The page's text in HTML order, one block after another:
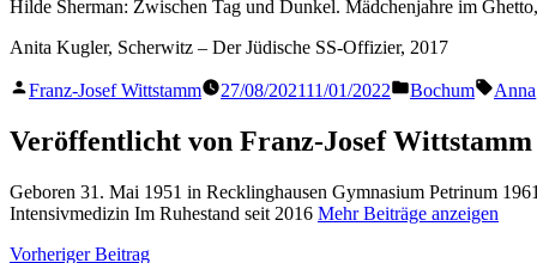
Hilde Sherman: Zwischen Tag und Dunkel. Mädchenjahre im
Anita Kugler, Scherwitz – Der Jüdische SS-Offizier, 2017
Veröffentlicht
Franz-Josef Wittstamm 27/08/202111/01/2022
Veröffentlicht
Bochum Anna
Veröffentlicht von Franz-Josef Wittstamm
Geboren 31. Mai 1951 in Recklinghausen Gymnasium Petrinum
Intensivmedizin Im Ruhestand seit 2016 Mehr Beiträge anzeigen
Vorheriger BeitragVorheriger